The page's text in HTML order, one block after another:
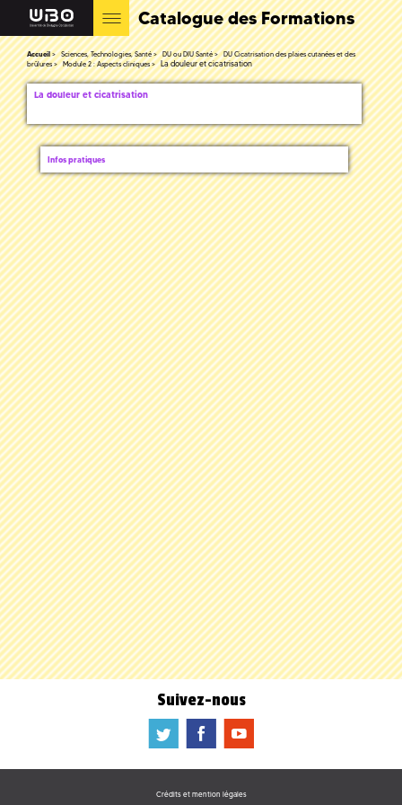
Catalogue des Formations
Accueil Sciences, Technologies, Santé DU ou DIU Santé
DU Cicatrisation des plaies cutanées et des
brûlures
Module 2 : Aspects cliniques La douleur et cicatrisation
La douleur et cicatrisation
Infos pratiques
Suivez-nous
a b f
Crédits et mention légales